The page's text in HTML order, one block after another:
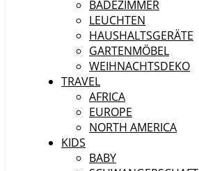
BADEZIMMER
LEUCHTEN
HAUSHALTSGERÄTE
GARTENMÖBEL
WEIHNACHTSDEKO
TRAVEL
AFRICA
EUROPE
NORTH AMERICA
KIDS
BABY